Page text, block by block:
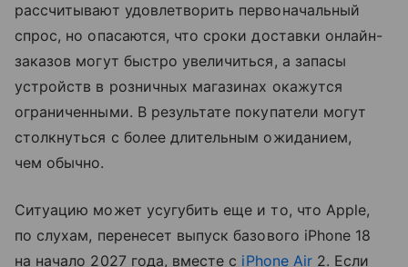
рассчитывают удовлетворить первоначальный
спрос, но опасаются, что сроки доставки онлайн-
заказов могут быстро увеличиться, а запасы
устройств в розничных магазинах окажутся
ограниченными. В результате покупатели могут
столкнуться с более длительным ожиданием,
чем обычно.
Ситуацию может усугубить еще и то, что Apple,
по слухам, перенесет выпуск базового iPhone 18
на начало 2027 года, вместе с iPhone Air2. Если